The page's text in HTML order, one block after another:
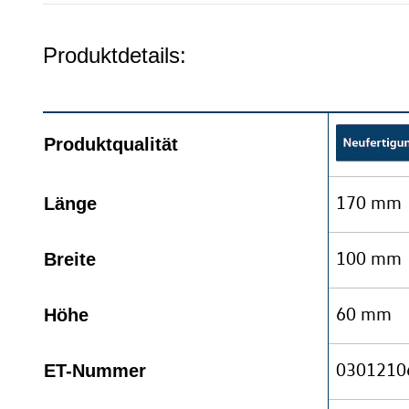
Produktdetails:
Produktqualität
Länge 170 mm
Breite 100 mm
Höhe 60 mm
ET-Nummer